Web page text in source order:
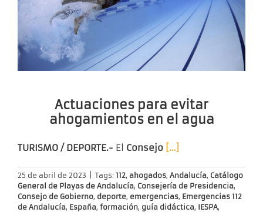
Actuaciones para evitar
ahogamientos en el agua
TURISMO / DEPORTE.- El Consejo […]
25 de abril de 2023 Tags: 112, ahogados, Andalucía, Catálogo
General de Playas de Andalucía, Consejería de Presidencia,
Consejo de Gobierno, deporte, emergencias, Emergencias 112
de Andalucía, España, formación, guía didáctica, IESPA,